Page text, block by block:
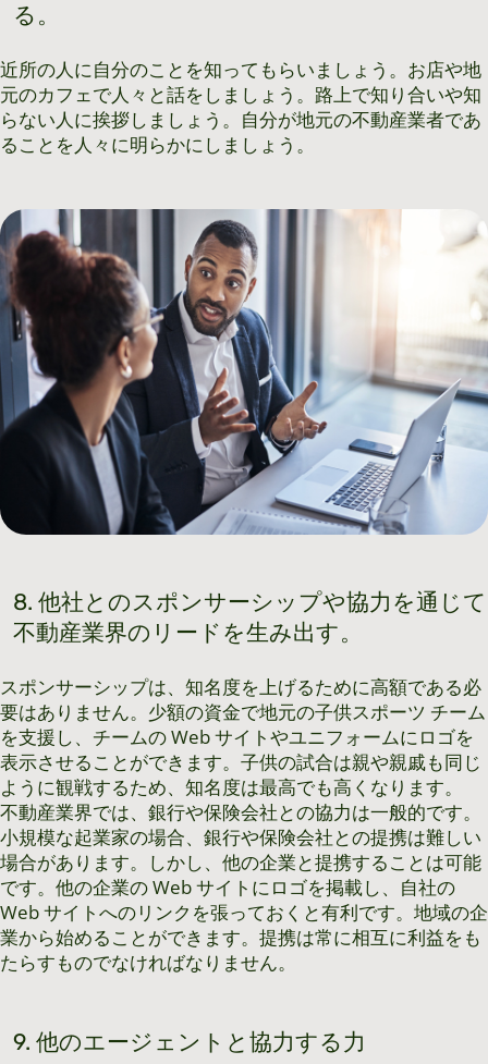
る。
近所の人に自分のことを知ってもらいましょう。お店や地
元のカフェで人々と話をしましょう。路上で知り合いや知
らない人に挨拶しましょう。自分が地元の不動産業者であ
ることを人々に明らかにしましょう。
8. 他社とのスポンサーシップや協力を通じて
不動産業界のリードを生み出す。
スポンサーシップは、知名度を上げるために高額である必
要はありません。少額の資金で地元の子供スポーツ チーム
を支援し、チームの Web サイトやユニフォームにロゴを
表示させることができます。子供の試合は親や親戚も同じ
ように観戦するため、知名度は最高でも高くなります。
不動産業界では、銀行や保険会社との協力は一般的です。
小規模な起業家の場合、銀行や保険会社との提携は難しい
場合があります。しかし、他の企業と提携することは可能
です。他の企業の Web サイトにロゴを掲載し、自社の
Web サイトへのリンクを張っておくと有利です。地域の企
業から始めることができます。提携は常に相互に利益をも
たらすものでなければなりません。
9. 他のエージェントと協力する力